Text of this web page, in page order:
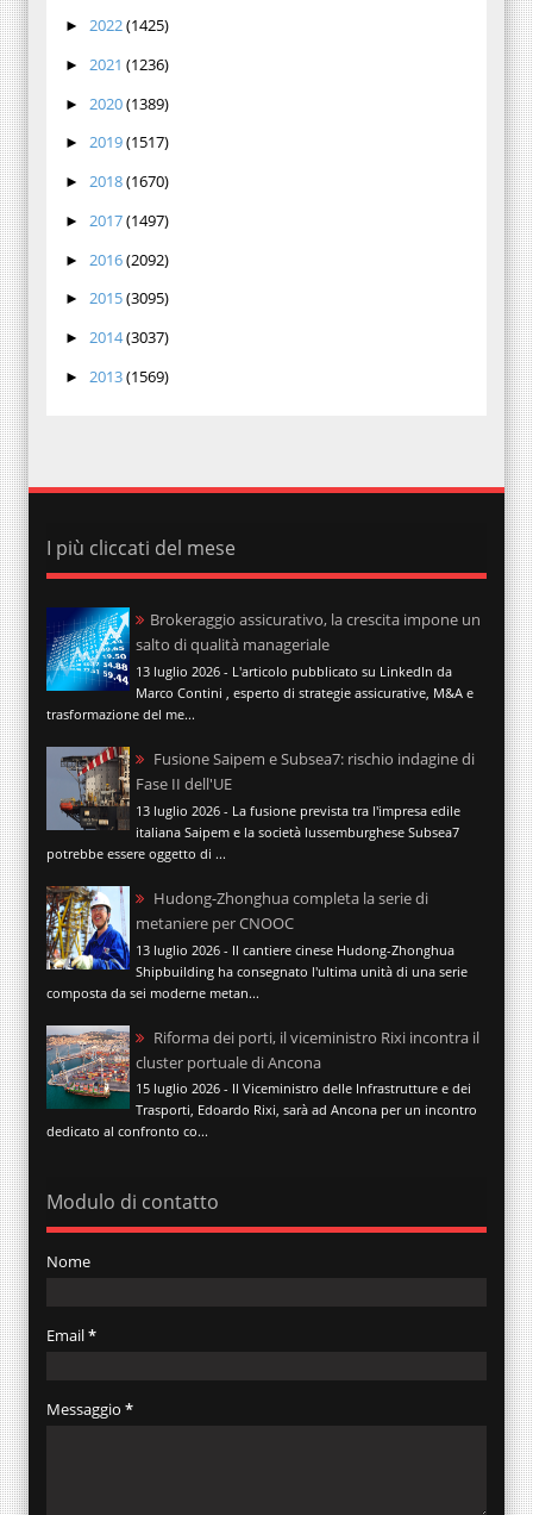
► 2022(1425)
► 2021 (1236)
► 2020(1389)
► 2019(1517)
► 2018(1670)
► 2017(1497)
► 2016(2092)
► 2015(3095)
► 2014(3037)
► 2013(1569)
I più cliccati del mese
Brokeraggio assicurativo, la crescita impone un
salto di qualità manageriale
13 luglio 2026 - L'articolo pubblicato su LinkedIn da
Marco Contini , esperto di strategie assicurative, M&A e
trasformazione del me...
Fusione Saipem e Subsea7: rischio indagine di
Fase II dell'UE
13 luglio 2026 - La fusione prevista tra l'impresa edile
italiana Saipem e la società lussemburghese Subsea7
potrebbe essere oggetto di ...
Hudong-Zhonghua completa la serie di
metaniere per CNOOC
13 luglio 2026 - Il cantiere cinese Hudong-Zhonghua
Shipbuilding ha consegnato l'ultima unità di una serie
composta da sei moderne metan...
Riforma dei porti, il viceministro Rixi incontra il
cluster portuale di Ancona
15 luglio 2026 - Il Viceministro delle Infrastrutture e dei
Trasporti, Edoardo Rixi, sarà ad Ancona per un incontro
dedicato al confronto co...
Modulo di contatto
Nome
Email*
Messaggio *